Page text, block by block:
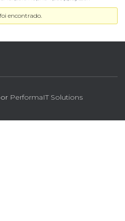
encontrado.
PerformaIT Solutions